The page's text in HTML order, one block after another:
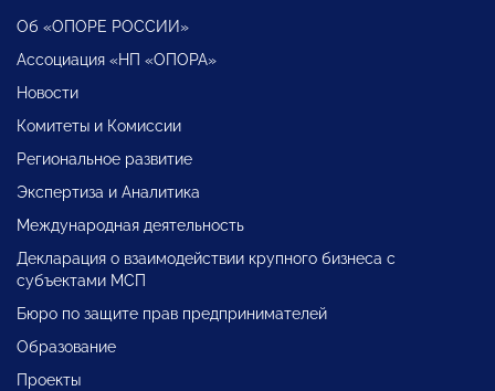
Об «ОПОРЕ РОССИИ»
Ассоциация «НП «ОПОРА»
Новости
Комитеты и Комиссии
Региональное развитие
Экспертиза и Аналитика
Международная деятельность
Декларация о взаимодействии крупного бизнеса с
субъектами МСП
Бюро по защите прав предпринимателей
Образование
Проекты